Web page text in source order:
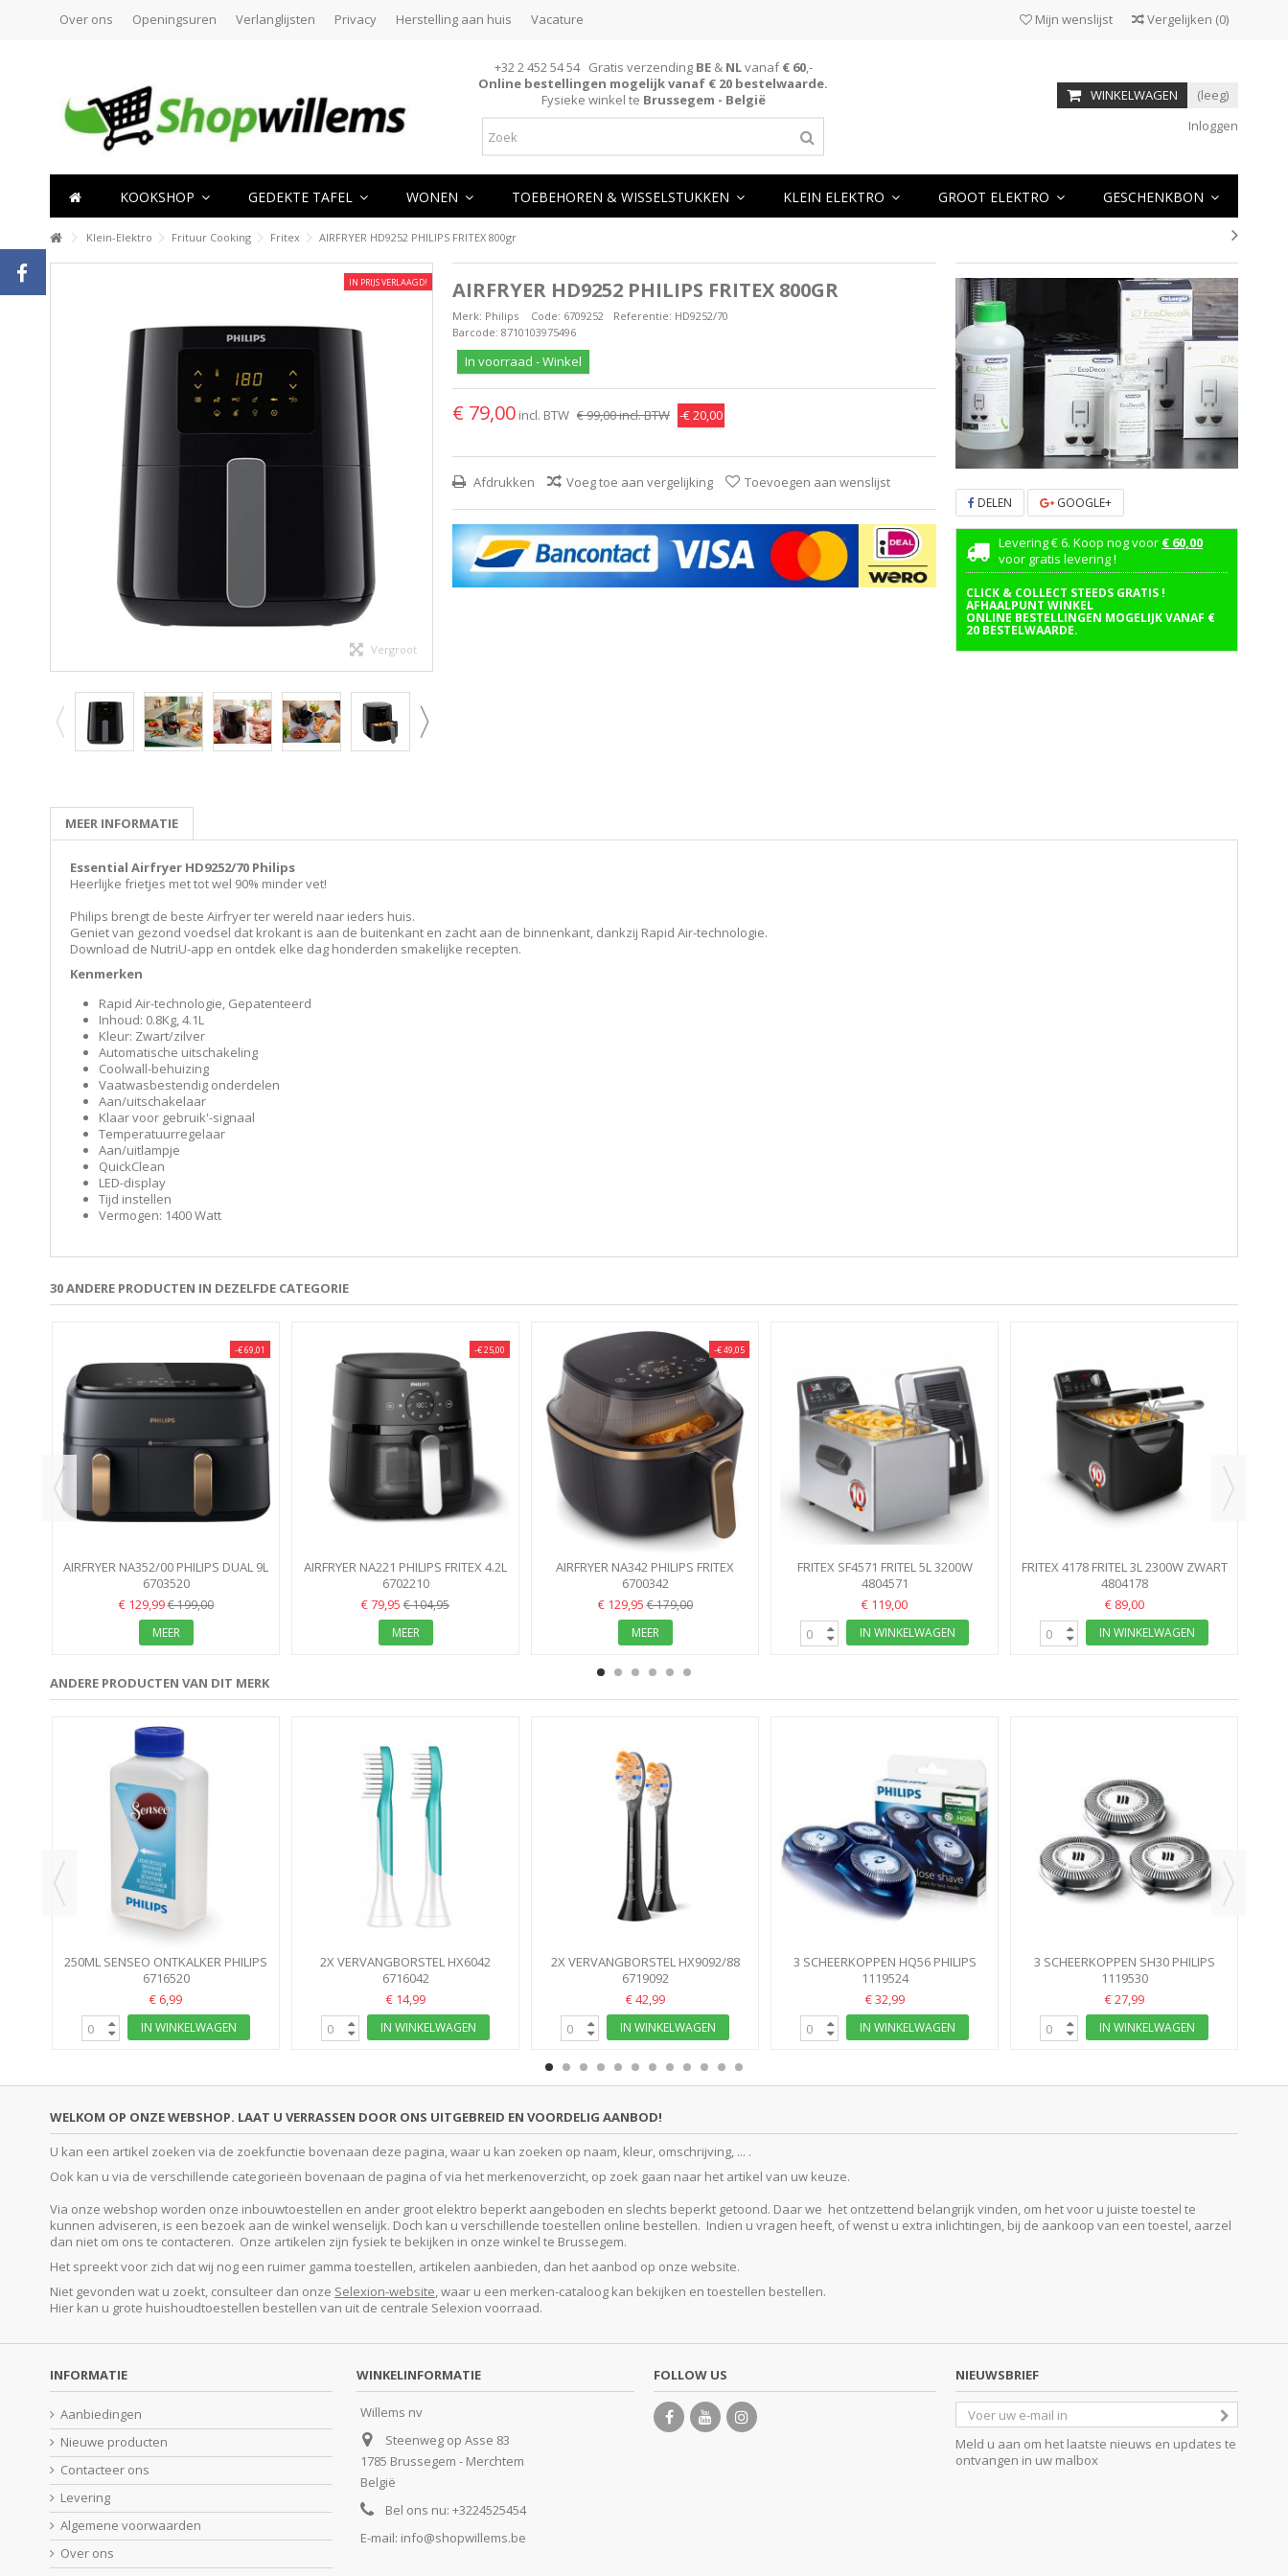
Over ons Openingsuren Verlanglijsten Privacy Herstelling aan huis Vacature Vergelijken (0)
Mijn wenslijst
+32 2 452 54 54 Gratis verzending BE& NLvanaf€ 60,-
Online bestellingen mogelijk vanaf € 20 bestelwaarde.
Fysieke winkel te Brussegem - België WINKELWAGEN
(leeg)
Inloggen
KOOKSHOP GEDEKTE TAFEL WONEN TOEBEHOREN & WISSELSTUKKEN KLEIN ELEKTRO GROOT ELEKTRO GESCHENKBON
Klein-Elektro Frituur Cooking Fritex AIRFRYER HD9252 PHILIPS FRITEX 800gr
IN PRIJS VERLAAGD!
Vergroot
AIRFRYER HD9252 PHILIPS FRITEX 800GR
Merk: Philips Code: 6709252 Referentie: HD9252/70
Barcode: 8710103975496
In voorraad - Winkel
€ 79,00 incl. BTW € 99,00incl. BTW -€ 20,00
Afdrukken Voeg toe aan vergelijking Toevoegen aan wenslijst
DELEN GOOGLE+
Levering € 6. Koop nog voor € 60,00
voor gratis levering !
CLICK & COLLECT STEEDS GRATIS !
AFHAALPUNT WINKEL
ONLINE BESTELLINGEN MOGELIJK VANAF €
20 BESTELWAARDE.
MEER INFORMATIE
Essential Airfryer HD9252/70 Philips
Heerlijke frietjes met tot wel 90% minder vet!
Philips brengt de beste Airfryer ter wereld naar ieders huis.
Geniet van gezond voedsel dat krokant is aan de buitenkant en zacht aan de binnenkant, dankzij Rapid Air-technologie.
Download de NutriU-app en ontdek elke dag honderden smakelijke recepten.
Kenmerken
Rapid Air-technologie, Gepatenteerd
Inhoud: 0.8Kg, 4.1L
Kleur: Zwart/zilver
Automatische uitschakeling
Coolwall-behuizing
Vaatwasbestendig onderdelen
Aan/uitschakelaar
Klaar voor gebruik'-signaal
Temperatuurregelaar
Aan/uitlampje
QuickClean
LED-display
Tijd instellen
Vermogen: 1400 Watt
30 ANDERE PRODUCTEN IN DEZELFDE CATEGORIE
-€ 69,01
AIRFRYER NA352/00 PHILIPS DUAL 9L
6703520
€ 129,99€ 199,00
MEER
-€ 25,00
AIRFRYER NA221 PHILIPS FRITEX 4.2L
6702210
€ 79,95 € 104,95
MEER
-€ 49,05
AIRFRYER NA342 PHILIPS FRITEX
ZWART 1.4KG KOOKVENSTER
6700342
€ 129,95€ 179,00
MEER
FRITEX SF4571 FRITEL 5L 3200W
VETFILTER
4804571
€ 119,00
IN WINKELWAGEN
FRITEX 4178 FRITEL 3L 2300W ZWART
SF4178
4804178
€ 89,00
IN WINKELWAGEN
ANDERE PRODUCTEN VAN DIT MERK
250ML SENSEO ONTKALKER PHILIPS
6716520
€ 6,99
IN WINKELWAGEN
2X VERVANGBORSTEL HX6042
SONICARE KIDS PHILIPS...
6716042
€ 14,99
IN WINKELWAGEN
2X VERVANGBORSTEL HX9092/88
ALL-IN-ONE TANDBORSTEL...
6719092
€ 42,99
IN WINKELWAGEN
3 SCHEERKOPPEN HQ56 PHILIPS
HQ66 HQ68 VERVANGT HQ3 HQ4...
1119524
€ 32,99
IN WINKELWAGEN
3 SCHEERKOPPEN SH30 PHILIPS
AT700-SERIE, SHAVER 3000-SERIE
1119530
€ 27,99
IN WINKELWAGEN
WELKOM OP ONZE WEBSHOP. LAAT U VERRASSEN DOOR ONS UITGEBREID EN VOORDELIG AANBOD!
U kan een artikel zoeken via de zoekfunctie bovenaan deze pagina, waar u kan zoeken op naam, kleur, omschrijving, ... .
Ook kan u via de verschillende categorieën bovenaan de pagina of via het merkenoverzicht, op zoek gaan naar het artikel van uw keuze.
Via onze webshop worden onze inbouwtoestellen en ander groot elektro beperkt aangeboden en slechts beperkt getoond. Daar we het ontzettend belangrijk vinden, om het voor u juiste toestel te
kunnen adviseren, is een bezoek aan de winkel wenselijk. Doch kan u verschillende toestellen online bestellen. Indien u vragen heeft, of wenst u extra inlichtingen, bij de aankoop van een toestel, aarzel
dan niet om ons te contacteren. Onze artikelen zijn fysiek te bekijken in onze winkel te Brussegem.
Het spreekt voor zich dat wij nog een ruimer gamma toestellen, artikelen aanbieden, dan het aanbod op onze website.
Niet gevonden wat u zoekt, consulteer dan onze Selexion-website, waar u een merken-cataloog kan bekijken en toestellen bestellen.
Hier kan u grote huishoudtoestellen bestellen van uit de centrale Selexion voorraad.
INFORMATIE
Aanbiedingen
Nieuwe producten
Contacteer ons
Levering
Algemene voorwaarden
Over ons
WINKELINFORMATIE
Willems nv
Steenweg op Asse 83
1785 Brussegem - Merchtem
België
Bel ons nu: +3224525454
E-mail: info@shopwillems.be
FOLLOW US NIEUWSBRIEF
Meld u aan om het laatste nieuws en updates te
ontvangen in uw malbox